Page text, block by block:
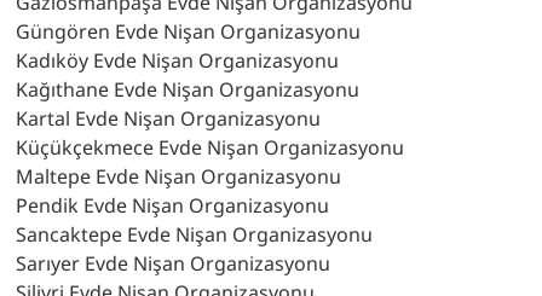
Güngören Evde Nişan Organizasyonu
Kadıköy Evde Nişan Organizasyonu
Kağıthane Evde Nişan Organizasyonu
Kartal Evde Nişan Organizasyonu
Küçükçekmece Evde Nişan Organizasyonu
Maltepe Evde Nişan Organizasyonu
Pendik Evde Nişan Organizasyonu
Sancaktepe Evde Nişan Organizasyonu
Sarıyer Evde Nişan Organizasyonu